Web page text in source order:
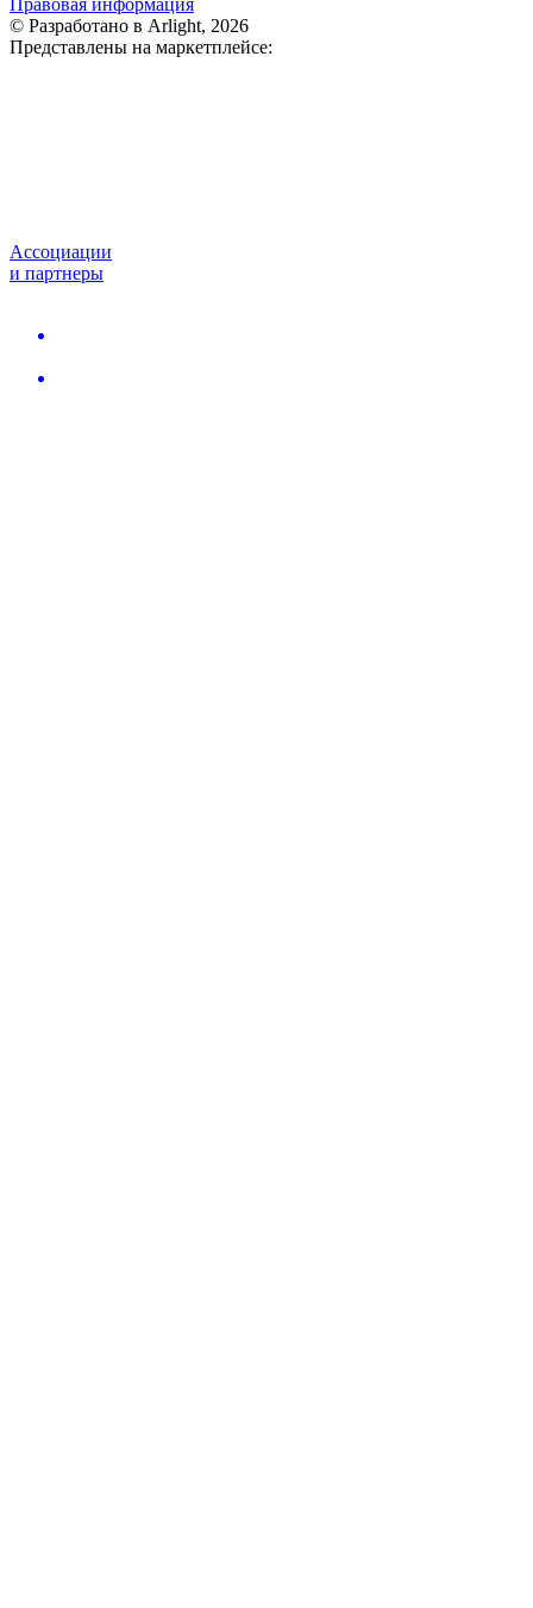
Правовая информация
© Разработано в Arlight, 2026
Представлены на маркетплейсе:
Ассоциации
и партнеры